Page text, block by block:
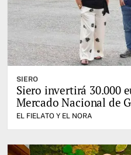
SIERO
Siero invertirá 30.000
Mercado Nacional de
EL FIELATO Y EL NORA